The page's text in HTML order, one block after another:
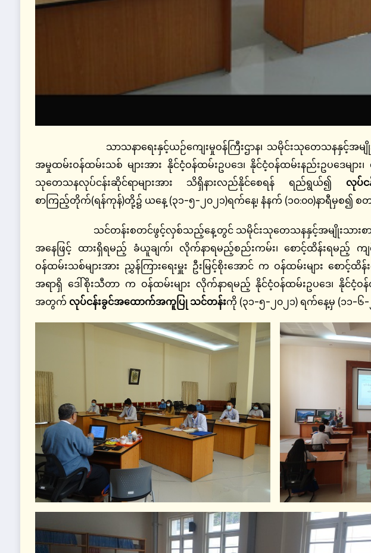
သာသနာရေးနှင့်ယဉ်ကျေးမှုဝန်ကြီးဌာန၊ သမိုင်းသုတေသနနှင့်
အမှုထမ်းဝန်ထမ်းသစ် များအား နိုင်ငံ့ဝန်ထမ်းဥပဒေ၊ နိုင်ငံ့ဝန်ထမ်းနည်းဥပဒေမျ
သုတေသနလုပ်ငန်းဆိုင်ရာများအား သိရှိနားလည်နိုင်စေရန် ရည်ရွယ်၍ လုပ်
စာကြည့်တိုက်(ရန်ကုန်)တို့၌ ယနေ့ (၃၁-၅-၂၀၂၁)ရက်နေ့၊ နံနက် (၁၀:၀၀)နာရီမှစ၍
သင်တန်းစတင်ဖွင့်လှစ်သည့်နေ့တွင် သမိုင်းသုတေသနနှင့်အမျိုးသားစာကြည့်တို
အနေဖြင့် ထားရှိရမည့် ခံယူချက်၊ လိုက်နာရမည့်စည်းကမ်း၊ စောင့်ထိန်းရမည့် က
ဝန်ထမ်းသစ်များအား ညွှန်ကြားရေးမှူး ဦးမြင့်စိုးအောင် က ဝန်ထမ်းများ စေ
အရာရှိ ဒေါ်စိုးသီတာ က ဝန်ထမ်းများ လိုက်နာရမည့် နိုင်ငံ့ဝန်ထမ်းဥပဒေ၊ နိုင်ငံ့
အတွက် လုပ်ငန်းခွင်အထောက်အကူပြု သင်တန်းကို (၃၁-၅-၂၀၂၁) ရက်နေ့မှ (၁၁-၆